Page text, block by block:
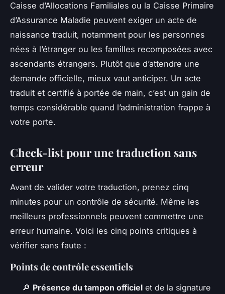
Caisse d’Allocations Familiales ou la Caisse Primaire
d’Assurance Maladie peuvent exiger un acte de
naissance traduit, notamment pour les personnes
nées à l’étranger ou les familles recomposées avec
ascendants étrangers. Plutôt que d’attendre une
demande officielle, mieux vaut anticiper. Un acte
traduit et certifié à portée de main, c’est un gain de
temps considérable quand l’administration frappe à
votre porte.
Check-list pour une traduction sans
erreur
Avant de valider votre traduction, prenez cinq
minutes pour un contrôle de sécurité. Même les
meilleurs professionnels peuvent commettre une
erreur humaine. Voici les cinq points critiques à
vérifier sans faute :
Points de contrôle essentiels
🔎 Présence du tampon officiel et de la signature